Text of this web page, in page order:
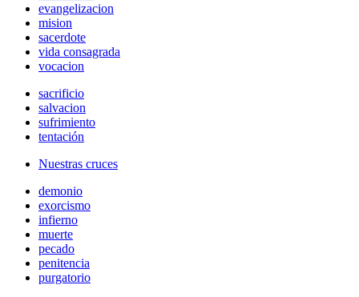
evangelizacion
mision
sacerdote
vida consagrada
vocacion
sacrificio
salvacion
sufrimiento
tentación
Nuestras cruces
demonio
exorcismo
infierno
muerte
pecado
penitencia
purgatorio